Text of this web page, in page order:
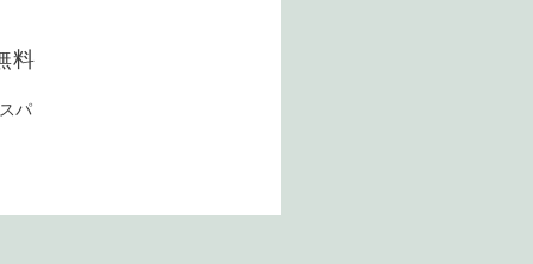
料
パ